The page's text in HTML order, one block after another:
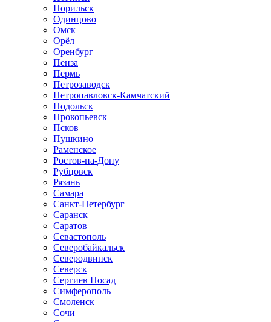
Норильск
Одинцово
Омск
Орёл
Оренбург
Пенза
Пермь
Петрозаводск
Петропавловск-Камчатский
Подольск
Прокопьевск
Псков
Пушкино
Раменское
Ростов-на-Дону
Рубцовск
Рязань
Самара
Санкт-Петербург
Саранск
Саратов
Севастополь
Северобайкальск
Северодвинск
Северск
Сергиев Посад
Симферополь
Смоленск
Сочи